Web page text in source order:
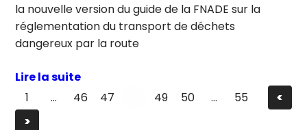
la nouvelle version du guide de la FNADE sur la
réglementation du transport de déchets
dangereux par la route
Lire la suite
1
… 46 47 49 50 … 55
<
>